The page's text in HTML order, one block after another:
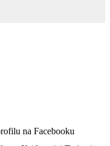
na Facebooku